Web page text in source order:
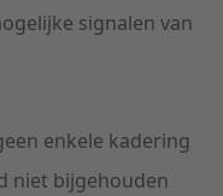
signalen van
enkele kadering
niet bijgehouden